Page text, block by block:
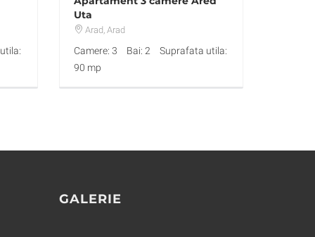
Uta
Arad, Arad
Camere: 3 Bai: 2
Suprafata utila:
90 mp
GALERIE